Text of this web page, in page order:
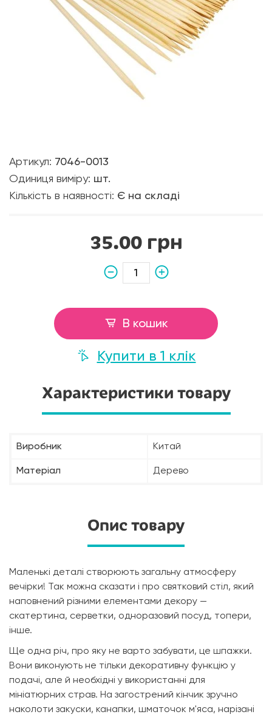
Артикул: 7046-0013
Одиниця виміру: шт.
Кількість в наявності: Є на складі
35.00 грн
В кошик
Купити в 1 клік
Характеристики товару
Виробник Китай
Матеріал Дерево
Опис товару
Маленькі деталі створюють загальну атмосферу
вечірки! Так можна сказати і про святковий стіл, який
наповнений різними елементами декору —
скатертина, серветки, одноразовий посуд, топери,
інше.
Ще одна річ, про яку не варто забувати, це шпажки.
Вони виконують не тільки декоративну функцію у
подачі, але й необхідні у використанні для
мініатюрних страв. На загострений кінчик зручно
наколоти закуски, канапки, шматочок м'яса, нарізані